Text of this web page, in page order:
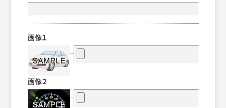
画像１
画像２